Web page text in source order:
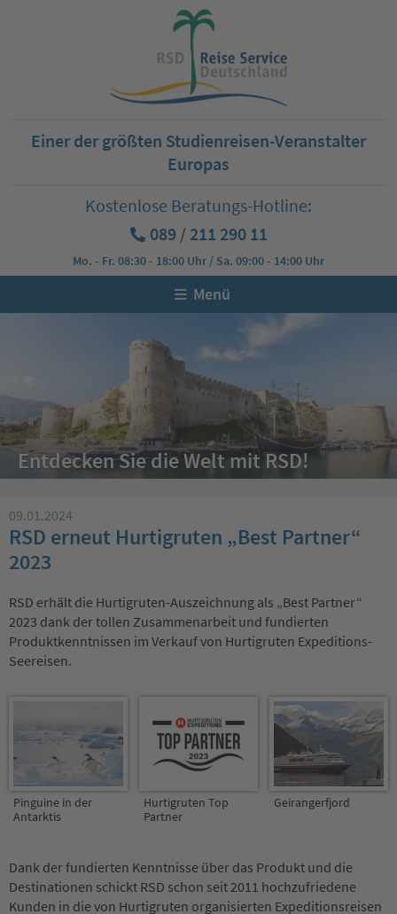
Einer der größten Studienreisen-Veranstalter
Europas
Kostenlose Beratungs-Hotline:
089 / 211 290 11
Mo. - Fr. 08:30 - 18:00 Uhr / Sa. 09:00 - 14:00 Uhr
Menü
Entdecken Sie die Welt mit RSD!
09.01.2024
RSD erneut Hurtigruten „Best Partner“
2023
RSD erhält die Hurtigruten-Auszeichnung als „Best Partner“
2023 dank der tollen Zusammenarbeit und fundierten
Produktkenntnissen im Verkauf von Hurtigruten Expeditions-
Seereisen.
Pinguine in der
Antarktis
Hurtigruten Top
Partner
Geirangerfjord
Dank der fundierten Kenntnisse über das Produkt und die
Destinationen schickt RSD schon seit 2011 hochzufriedene
Kunden in die von Hurtigruten organisierten Expeditionsreisen